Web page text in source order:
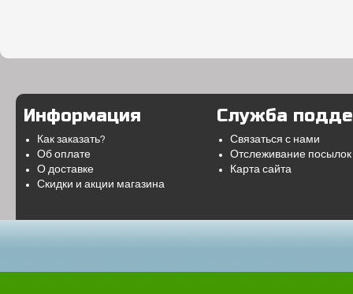
Информация
Как заказать?
Об оплате
О доставке
Скидки и акции магазина
Служба
Связаться с нами
Отслеживание посылок
Карта сайта